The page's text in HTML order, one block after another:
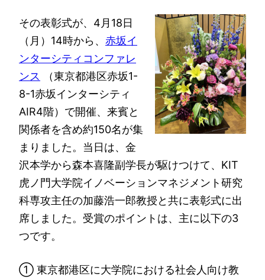
その表彰式が、4月18日
（月）14時から、 赤坂イ
ンターシティコンファレ
ンス
（東京都港区赤坂1-
8-1赤坂インターシティ
AIR4階）で開催、来賓と
関係者を含め約150名が集
まりました。当日は、金
沢本学から森本喜隆副学長が駆けつけて、KIT
虎ノ門大学院イノベーションマネジメント研究
科専攻主任の加藤浩一郎教授と共に表彰式に出
席しました。受賞のポイントは、主に以下の3
つです。
① 東京都港区に大学院における社会人向け教